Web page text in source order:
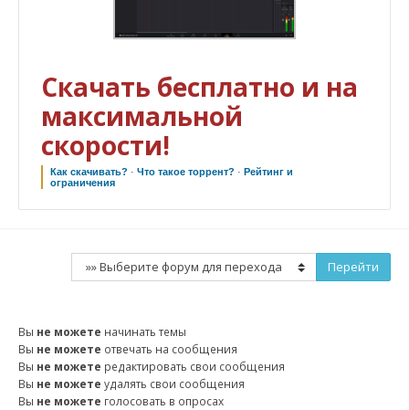
Скачать бесплатно и на
максимальной
скорости!
Как скачивать? ·Что такое торрент? ·Рейтинг и
ограничения
Вы не можете начинать темы
Вы не можете отвечать на сообщения
Вы не можете редактировать свои сообщения
Вы не можете удалять свои сообщения
Вы не можете голосовать в опросах